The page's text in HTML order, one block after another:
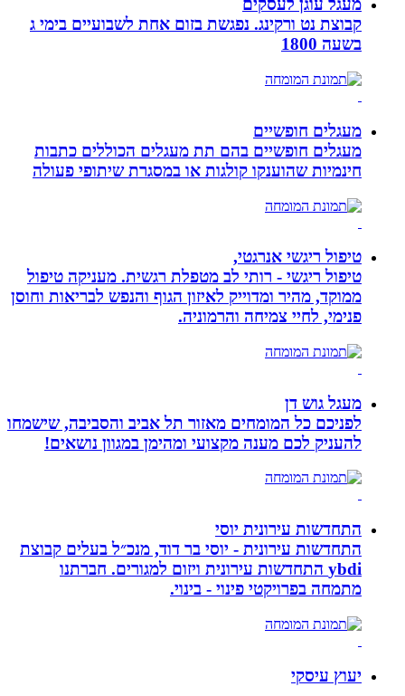
מעגל עוגן לעסקים
קבוצת נט ורקינג. נפגשת בזום אחת לשבועיים בימי ג
בשעה 1800
מעגלים חופשיים
מעגלים חופשיים בהם תת מעגלים הכוללים כתבות
חינמיות שהוענקו קולגות או במסגרת שיתופי פעולה
טיפול ריגשי אנרגטי,
טיפול ריגשי - רותי לב מטפלת רגשית. מעניקה טיפול
ממוקד, מהיר ומדוייק לאיזון הגוף והנפש לבריאות וחוסן
פנימי, לחיי צמיחה והרמוניה.
מעגל גוש דן
לפניכם כל המומחים מאזור תל אביב והסביבה, שישמחו
להעניק לכם מענה מקצועי ומהימן במגוון נושאים!
התחדשות עירונית יוסי
התחדשות עירונית - יוסי בר דוד, מנכ״ל בעלים קבוצת
ybdi התחדשות עירונית ויזום למגורים. חברתנו
מתמחה בפרויקטי פינוי - בינוי.
יעוץ עיסקי